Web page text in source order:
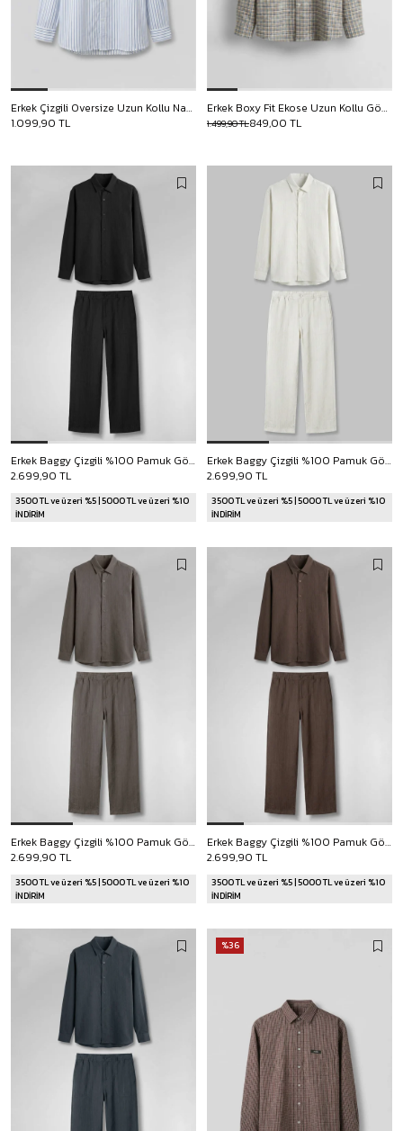
Erkek Çizgili Oversize Uzun Kollu Nakış Detaylı Gömlek Ekru
1.099,90 TL
Erkek Boxy Fit Ekose Uzun Kollu Gömlek Bej
849,00 TL
1.499,90 TL
Erkek Baggy Çizgili %100 Pamuk Gömlek Pantolon İkili Takım Siyah
2.699,90 TL
3500 TL ve üzeri %5 | 5000 TL ve üzeri %10
İNDİRİM
Erkek Baggy Çizgili %100 Pamuk Gömlek Pantolon İkili Takım Beyaz
2.699,90 TL
3500 TL ve üzeri %5 | 5000 TL ve üzeri %10
İNDİRİM
Erkek Baggy Çizgili %100 Pamuk Gömlek Pantolon İkili Takım Vizon
2.699,90 TL
3500 TL ve üzeri %5 | 5000 TL ve üzeri %10
İNDİRİM
Erkek Baggy Çizgili %100 Pamuk Gömlek Pantolon İkili Takım Kahverengi
2.699,90 TL
3500 TL ve üzeri %5 | 5000 TL ve üzeri %10
İNDİRİM
%36